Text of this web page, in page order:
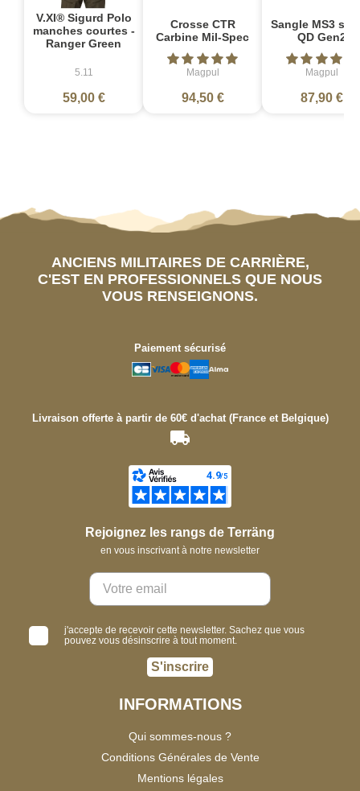
V.XI® Sigurd Polo
manches courtes -
Ranger Green
5.11
59,00 €
Crosse CTR
Carbine Mil-Spec
Magpul
94,50 €
Sangle MS3
QD Gen2
Magpul
87,90 €
ANCIENS MILITAIRES DE CARRIÈRE,
C'EST EN PROFESSIONNELS QUE NOUS
VOUS RENSEIGNONS.
Paiement sécurisé
Livraison offerte à partir de 60€ d'achat (France et Belgique)
Rejoignez les rangs de Terräng
en vous inscrivant à notre newsletter
j'accepte de recevoir cette newsletter. Sachez que vous
pouvez vous désinscrire à tout moment.
S'inscrire
INFORMATIONS
Qui sommes-nous ?
Conditions Générales de Vente
Mentions légales